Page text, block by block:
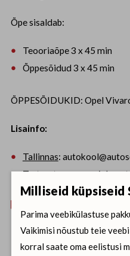
Õpe sisaldab:
Teooriaõpe 3 x 45 min
Õppesõidud 3 x 45 min
ÕPPESÕIDUKID: Opel
Lisainfo:
Tallinnas:
Tartus:
Tallinn, Autosert
Autojuhi Koolituskeskus
Jälgimäe, Harju maakond,
Milliseid küpsiseid
Parima veebikülastuse
Vaikimisi nõustub teie
korral saate oma eelistusi